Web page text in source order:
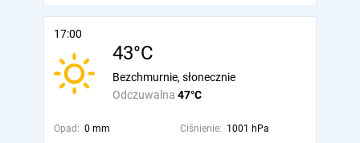
17:00
43°C
Odczuwalna 47°C
Bezchmurnie, słonecznie
Opad: 0 mm Ciśnienie: 1001 hPa